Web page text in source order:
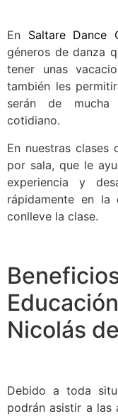
En Saltare Dance
géneros de danza
tener unas
también les
serán de mucha
cotidiano.
En nuestras clases
por sala, que le
experiencia y
rápidamente en
conlleve la clase.
Nicolás
Debido a toda
podrán asistir a las